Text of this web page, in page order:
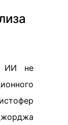
ИИ не